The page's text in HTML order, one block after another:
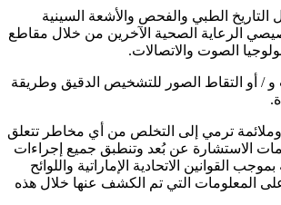
الطبي والفحص والأشعة السينية
الرعاية الصحية الآخرين من خلال مقاطع
الصوت والاتصالات.
/ أو التقاط الصور للتشخيص الدقيق وطريقة
ترمي إلى التخلص من أي مخاطر تتعلق
الاستشارة عن بُعد وتنطبق جميع إجراءات
القوانين الاتحادية الإماراتية واللوائح
على المعلومات التي تم الكشف عنها خلال هذه